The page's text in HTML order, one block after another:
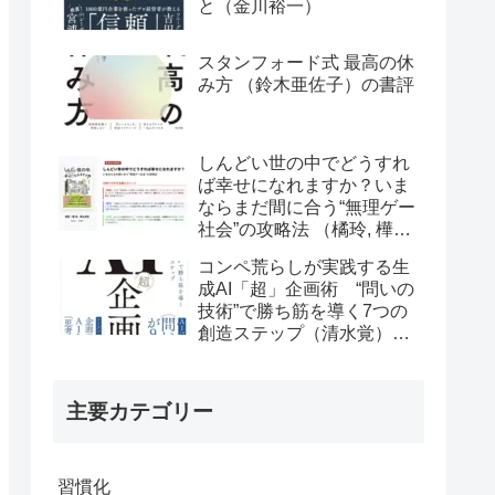
と（金川裕一）
スタンフォード式 最高の休
み方 （鈴木亜佐子）の書評
しんどい世の中でどうすれ
ば幸せになれますか？いま
ならまだ間に合う“無理ゲー
社会”の攻略法 （橘玲, 樺山
コンペ荒らしが実践する生
成AI「超」企画術 “問いの
技術”で勝ち筋を導く7つの
創造ステップ（清水覚）の
主要カテゴリー
習慣化